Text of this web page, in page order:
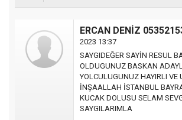
ERCAN DENİZ
2023 13:37
SAYGIDEĞER SAYİN RESUL
OLDUGUNUZ BASKAN
YOLCULUGUNUZ HAYIRLI VE
İNŞAALLAH İSTANBUL
KUCAK DOLUSU SELAM
SAYGILARIMLA